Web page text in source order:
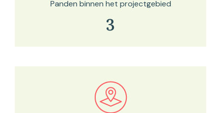
Panden binnen het projectgebied
3
Bekijk in onze kaartviewer